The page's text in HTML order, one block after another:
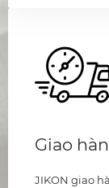
Giao
JIKON giao